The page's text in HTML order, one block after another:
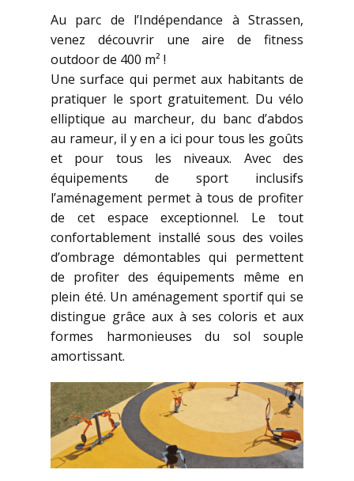
Au parc de l’Indépendance à Strassen,
venez découvrir une aire de fitness
outdoor de 400 m² !
Une surface qui permet aux habitants de
pratiquer le sport gratuitement. Du vélo
elliptique au marcheur, du banc d’abdos
au rameur, il y en a ici pour tous les goûts
et pour tous les niveaux. Avec des
équipements de sport inclusifs
l’aménagement permet à tous de profiter
de cet espace exceptionnel. Le tout
confortablement installé sous des voiles
d’ombrage démontables qui permettent
de profiter des équipements même en
plein été. Un aménagement sportif qui se
distingue grâce aux à ses coloris et aux
formes harmonieuses du sol souple
amortissant.